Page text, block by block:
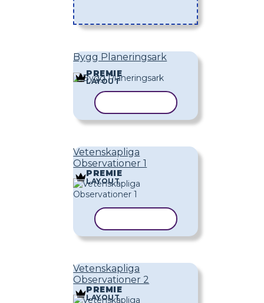
Bygg Planeringsark
PREMIE
LAYOUT
Vetenskapliga
Observationer 1
PREMIE
LAYOUT
Vetenskapliga
Observationer 2
PREMIE
LAYOUT